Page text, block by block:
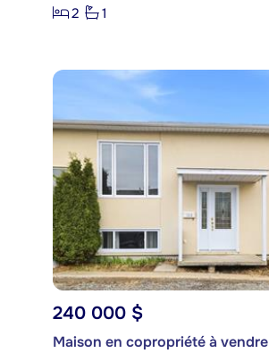
2
1
240 000 $
Maison en copropriété à vendre